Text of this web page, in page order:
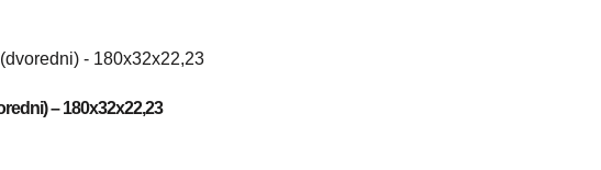
– 180x32x22,23